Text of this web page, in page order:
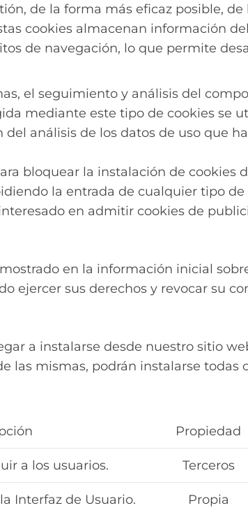
de la forma más eficaz posible, de
cookies almacenan información
de navegación, lo que permite
el seguimiento y análisis del
mediante este tipo de cookies se
análisis de los datos de uso que
bloquear la instalación de cookies
la entrada de cualquier tipo
en admitir cookies de
mostrado en la información inicial
ejercer sus derechos y revocar su
a instalarse desde nuestro sitio
las mismas, podrán instalarse todas
Propiedad
a los usuarios. Terceros
Interfaz de Usuario. Propia